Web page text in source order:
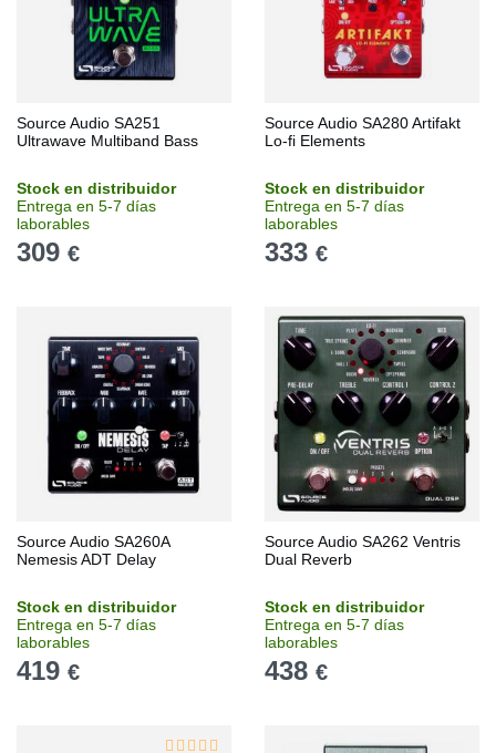
Source Audio SA251
Ultrawave Multiband Bass
Stock en distribuidor
Entrega en 5-7 días
laborables
309 €
Source Audio SA280 Artifakt
Lo-fi Elements
Stock en distribuidor
Entrega en 5-7 días
laborables
333 €
Source Audio SA260A
Nemesis ADT Delay
Stock en distribuidor
Entrega en 5-7 días
laborables
419 €
Source Audio SA262 Ventris
Dual Reverb
Stock en distribuidor
Entrega en 5-7 días
laborables
438 €